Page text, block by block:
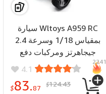
سيارة Wltoys A959 RC
بمقياس 1/18 وسرعة 2.4
جيجاهرتز ومركبات دفع
رباعي ونماذج شاحنات الطرق
الوعرة RTR
4.1
$83.87 $124.43
2241